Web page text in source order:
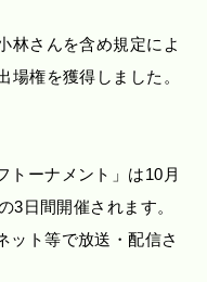
林さんを含め規定によ
場権を獲得しました。
トーナメント」は10月
3日間開催されます。
ット等で放送・配信さ